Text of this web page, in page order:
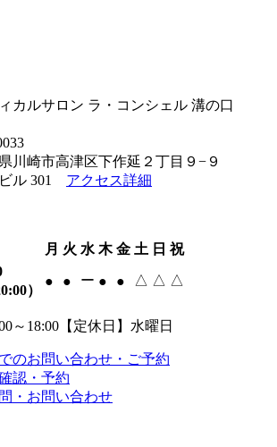
川崎市高津区下作延２丁目９−９
ル 301 アクセス詳細
月 火 水 木 金 土 日 祝
）
● ● ー ● ● △ △ △
～18:00【定休日】水曜日